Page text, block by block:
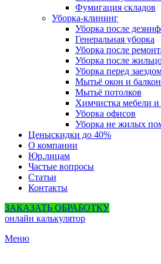
Фумигация складов
Уборка-клининг
Уборка после
Генеральная уборка
Уборка после
Уборка после
Уборка перед
Мытьё окон и
Мытьё потолков
Химчистка мебели и
Уборка офисов
Уборка не жилых
Ценыскидки до 40%
О компании
Юр.лицам
Частые вопросы
Статьи
Контакты
ЗАКАЗАТЬ ОБРАБОТКУ
онлайн калькулятор
Меню